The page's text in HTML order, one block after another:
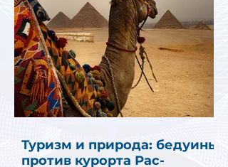
Туризм и природа: бедуины
против курорта Рас-